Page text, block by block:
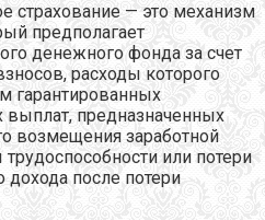
страхование — это механизм
предполагает
денежного фонда за счет
расходы которого
гарантированных
выплат, предназначенных
возмещения заработной
трудоспособности или потери
дохода после потери